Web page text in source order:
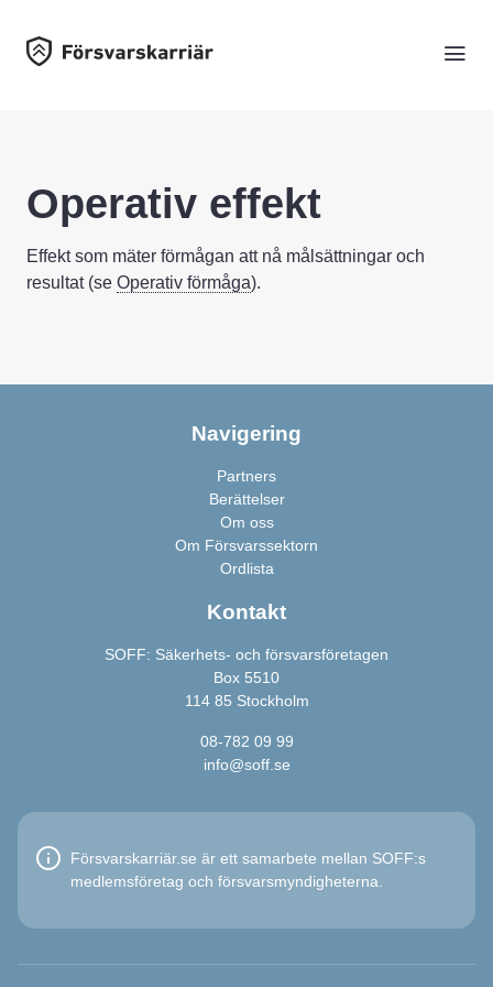
Operativ effekt
Effekt som mäter förmågan att nå målsättningar och
resultat (se Operativ förmåga).
Navigering
Partners
Berättelser
Om oss
Om Försvarssektorn
Ordlista
Kontakt
SOFF: Säkerhets- och försvarsföretagen
Box 5510
114 85 Stockholm
08-782 09 99
info@soff.se
Försvarskarriär.se är ett samarbete mellan SOFF:s
medlemsföretag och försvarsmyndigheterna.